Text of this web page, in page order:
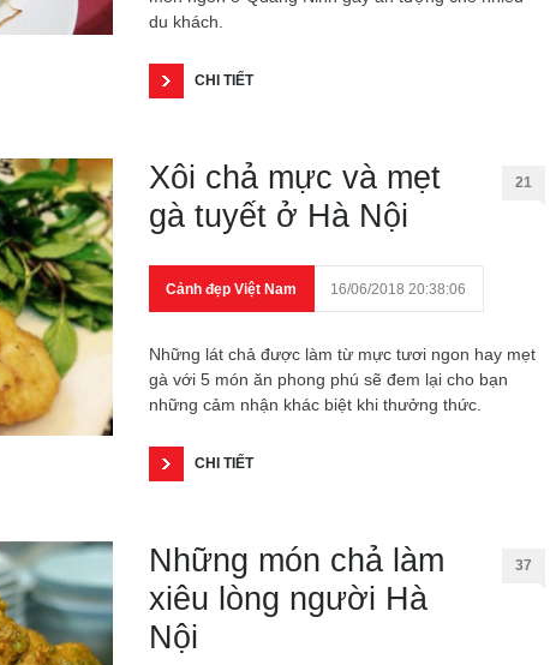
du khách.
CHI TIẾT
Xôi chả mực và mẹt
gà tuyết ở Hà Nội
21
Cảnh đẹp Việt Nam 16/06/2018 20:38:06
Những lát chả được làm từ mực tươi ngon hay mẹt
gà với 5 món ăn phong phú sẽ đem lại cho bạn
những cảm nhận khác biệt khi thưởng thức.
CHI TIẾT
Những món chả làm
xiêu lòng người Hà
Nội
37